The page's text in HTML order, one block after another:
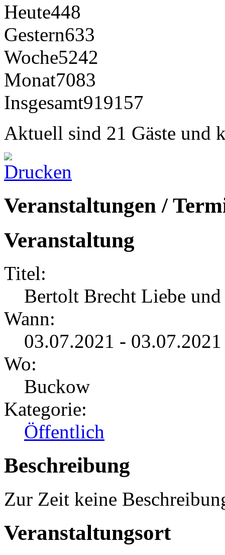
Heute448
Gestern633
Woche5242
Monat7083
Insgesamt919157
Aktuell sind 21 Gäste und
Veranstaltungen /
Veranstaltung
Titel:
Bertolt Brecht Liebe
Wann:
03.07.2021 -
Wo:
Buckow
Kategorie:
Öffentlich
Beschreibung
Zur Zeit keine
Veranstaltungsort